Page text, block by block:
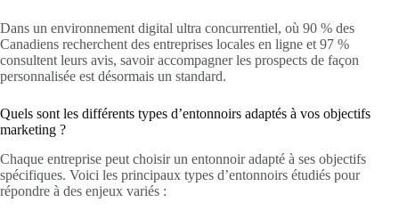
Dans un environnement digital ultra concurrentiel, où 90 % des
Canadiens recherchent des entreprises locales en ligne et 97 %
consultent leurs avis, savoir accompagner les prospects de façon
personnalisée est désormais un standard.
Quels sont les différents types d’entonnoirs adaptés à vos objectifs
marketing ?
Chaque entreprise peut choisir un entonnoir adapté à ses objectifs
spécifiques. Voici les principaux types d’entonnoirs étudiés pour
répondre à des enjeux variés :